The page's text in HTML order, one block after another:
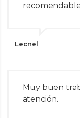
recomendable
Leonel
Muy buen
atención.